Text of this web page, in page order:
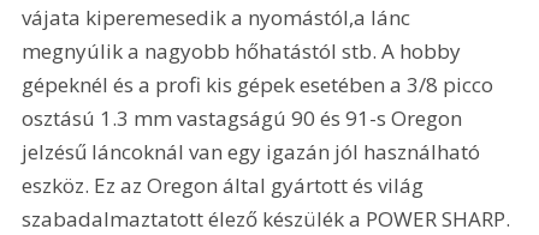
vájata kiperemesedik a nyomástól,a lánc
megnyúlik a nagyobb hőhatástól stb. A hobby
gépeknél és a profi kis gépek esetében a 3/8 picco
osztású 1.3 mm vastagságú 90 és 91-s Oregon
jelzésű láncoknál van egy igazán jól használható
eszköz. Ez az Oregon által gyártott és világ
szabadalmaztatott élező készülék a POWER SHARP.